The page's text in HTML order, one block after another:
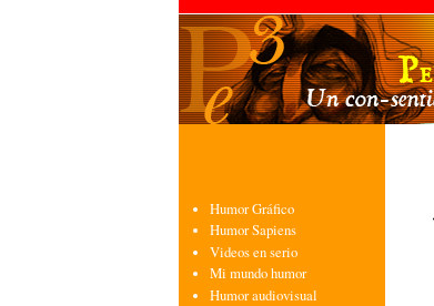
Humor Gráfico
Humor Sapiens
Videos en serio
Mi mundo humor
Humor audiovisual